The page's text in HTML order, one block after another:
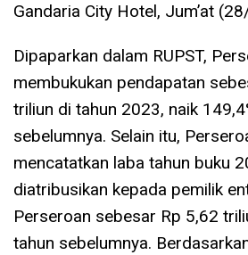
Gandaria City Hotel, Jum’at
Dipaparkan dalam RUPST,
membukukan pendapatan
triliun di tahun 2023, naik
sebelumnya. Selain itu,
mencatatkan laba tahun buku
diatribusikan kepada pemilik
Perseroan sebesar Rp 5,62
tahun sebelumnya.